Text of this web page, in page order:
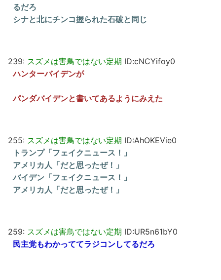
るだろ
シナと北にチンコ握られた石破と同じ
239: スズメは害鳥ではない定期 ID:cNCYifoy0
ハンターバイデンが
パンダバイデンと書いてあるようにみえた
255: スズメは害鳥ではない定期 ID:AhOKEVie0
トランプ「フェイクニュース！」
アメリカ人「だと思ったぜ！」
バイデン「フェイクニュース！」
アメリカ人「だと思ったぜ！」
259: スズメは害鳥ではない定期 ID:UR5n61bY0
民主党もわかっててラジコンしてるだろ